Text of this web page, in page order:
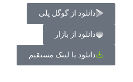
دانلود از گوگل پلی
دانلود از بازار
دانلود با لینک مستقیم